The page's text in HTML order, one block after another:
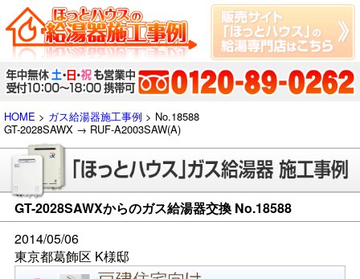
HOME > ガス給湯器施工事例 > No.18588
GT-2028SAWX → RUF-A2003SAW(A)
GT-2028SAWXからのガス給湯器交換 No.18588
2014/05/06
東京都葛飾区 K様邸